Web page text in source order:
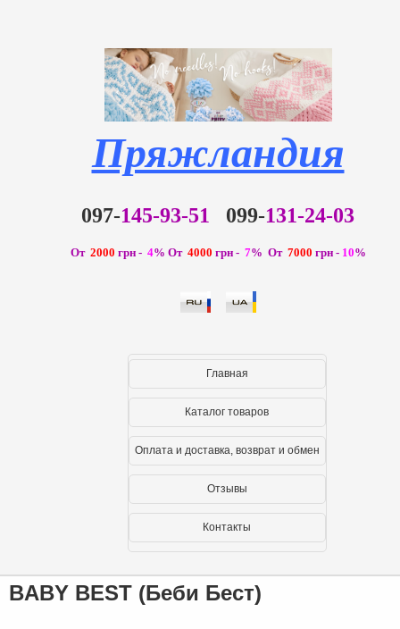
Пряжландия
097-145-93-51 099-131-24-03
От 2000 грн - 4% От 4000 грн - 7% От 7000 грн - 10%
Главная
Каталог товаров
Оплата и доставка, возврат и обмен
Отзывы
Контакты
BABY BEST (Беби Бест)